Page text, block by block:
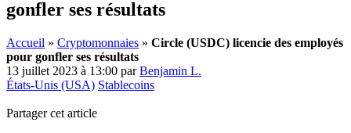
gonfler ses résultats
Accueil » Cryptomonnaies » Circle (USDC) licencie des employés
pour gonfler ses résultats
13 juillet 2023 à 13:00 parBenjamin L.
États-Unis (USA) Stablecoins
Partager cet article